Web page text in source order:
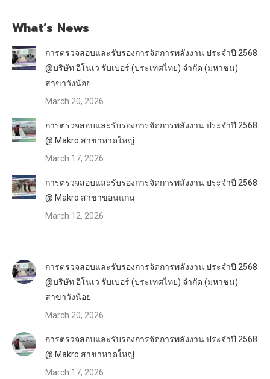
What’s News
การตรวจสอบและรับรองการจัดการพลังงาน ประจำปี 2568
@บริษัท อีโนเว รับเบอร์ (ประเทศไทย) จำกัด (มหาชน)
สาขาวังน้อย
March 20, 2026
การตรวจสอบและรับรองการจัดการพลังงาน ประจำปี 2568
@ Makro สาขาหาดใหญ่
March 17, 2026
การตรวจสอบและรับรองการจัดการพลังงาน ประจำปี 2568
@ Makro สาขาขอนแก่น
March 12, 2026
การตรวจสอบและรับรองการจัดการพลังงาน ประจำปี 2568
@บริษัท อีโนเว รับเบอร์ (ประเทศไทย) จำกัด (มหาชน)
สาขาวังน้อย
March 20, 2026
การตรวจสอบและรับรองการจัดการพลังงาน ประจำปี 2568
@ Makro สาขาหาดใหญ่
March 17, 2026